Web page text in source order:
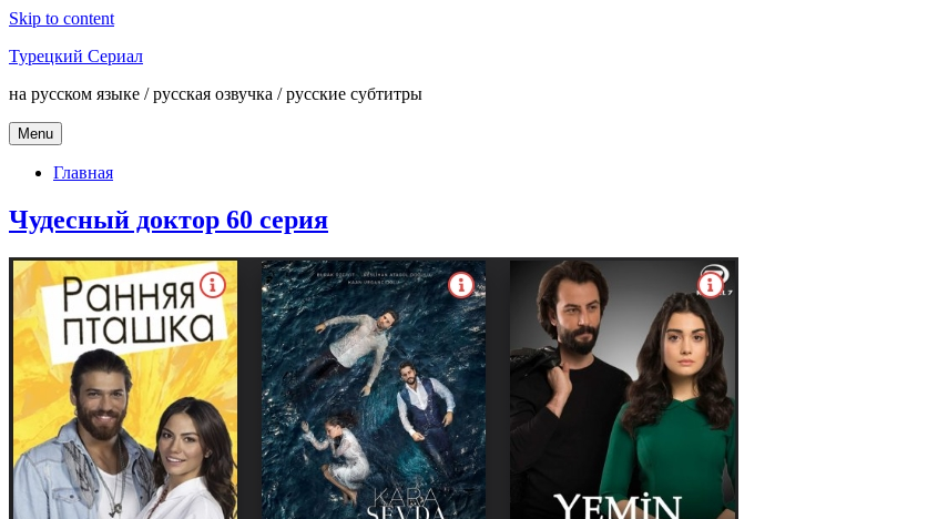
Skip to content
Турецкий Сериал
на русском языке / русская озвучка / русские субтитры
Menu
Главная
Чудесный доктор 60 серия